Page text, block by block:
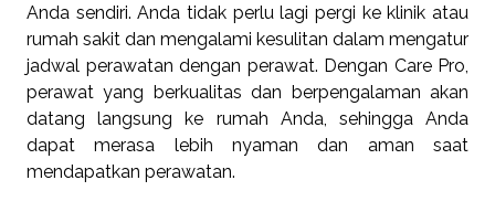
Anda sendiri. Anda tidak perlu lagi pergi ke klinik atau
rumah sakit dan mengalami kesulitan dalam mengatur
jadwal perawatan dengan perawat. Dengan Care Pro,
perawat yang berkualitas dan berpengalaman akan
datang langsung ke rumah Anda, sehingga Anda
dapat merasa lebih nyaman dan aman saat
mendapatkan perawatan.